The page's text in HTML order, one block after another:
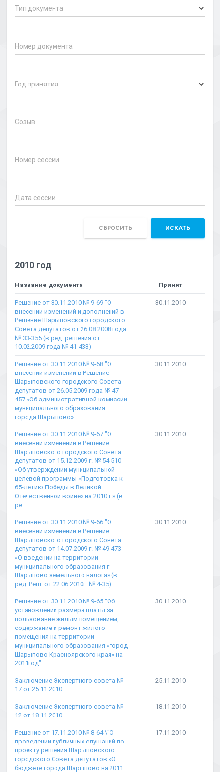
Тип документа
Номер документа
Год принятия
Созыв
Номер сессии
СБРОСИТЬ ИСКАТЬ
2010 год
Название документа Принят
Решение от 30.11.2010 № 9-69 "О
внесении изменений и дополнений в
Решение Шарыповского городского
Совета депутатов от 26.08.2008 года
№ 33-355 (в ред. решения от
10.02.2009 года № 41-433)
30.11.2010
Решение от 30.11.2010 № 9-68 "О
внесении изменений в Решение
Шарыповского городского Совета
депутатов от 26.05.2009 года № 47-
457 «Об административной комиссии
муниципального образования
города Шарыпово»
30.11.2010
Решение от 30.11.2010 № 9-67 "О
внесении изменений в Решение
Шарыповского городского Совета
депутатов от 15.12.2009 г. № 54-510
«Об утверждении муниципальной
целевой программы «Подготовка к
65-летию Победы в Великой
Отечественной войне» на 2010 г.» (в
ре
30.11.2010
Решение от 30.11.2010 № 9-66 "О
внесении изменений в Решение
Шарыповского городского Совета
депутатов от 14.07.2009 г. № 49-473
«О введении на территории
муниципального образования г.
Шарыпово земельного налога» (в
ред. Реш. от 22.06.2010г. № 4-35)
30.11.2010
Решение от 30.11.2010 № 9-65 "Об
установлении размера платы за
пользование жилым помещением,
содержание и ремонт жилого
помещения на территории
муниципального образования «город
Шарыпово Красноярского края» на
2011год"
30.11.2010
Заключение Экспертного совета №
17 от 25.11.2010
25.11.2010
Заключение Экспертного совета №
12 от 18.11.2010
18.11.2010
Решение от 17.11.2010 № 8-64 \"О
проведении публичных слушаний по
проекту решения Шарыповского
городского Совета депутатов «О
бюджете города Шарыпово на 2011
17.11.2010